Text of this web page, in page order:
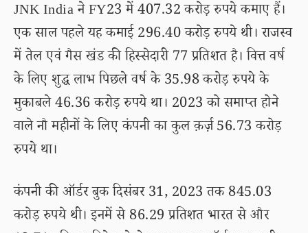
JNK India ने FY23 में 407.32 करोड़ रुपये कमाए हैं।
एक साल पहले यह कमाई 296.40 करोड़ रुपये थी। राजस्व
में तेल एवं गैस खंड की हिस्सेदारी 77 प्रतिशत है। वित्त वर्ष
के लिए शुद्ध लाभ पिछले वर्ष के 35.98 करोड़ रुपये के
मुकाबले 46.36 करोड़ रुपये था। 2023 को समाप्त होने
वाले नौ महीनों के लिए कंपनी का कुल क़र्ज़ 56.73 करोड़
रुपये था।
कंपनी की ऑर्डर बुक दिसंबर 31, 2023 तक 845.03
करोड़ रुपये थी। इनमें से 86.29 प्रतिशत भारत से और